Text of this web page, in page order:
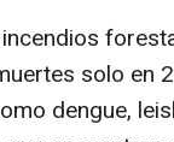
solo en
dengue,